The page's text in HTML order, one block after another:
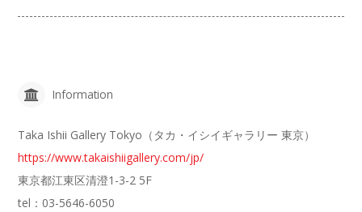
Information
Taka Ishii Gallery Tokyo（タカ・イシイギャラリー 東京）
https://www.takaishiigallery.com/jp/
東京都江東区清澄1-3-2 5F
tel：03-5646-6050